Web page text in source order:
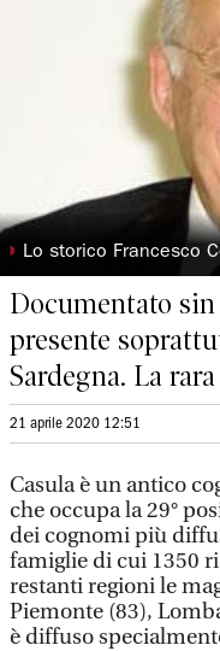
◗ Lo storico Francesco
Documentato
presente
Sardegna. La
21 aprile 2020 12:51
Casula è un antico
che occupa la 29°
dei cognomi più
famiglie di cui 1350
restanti regioni le
Piemonte (83),
è diffuso